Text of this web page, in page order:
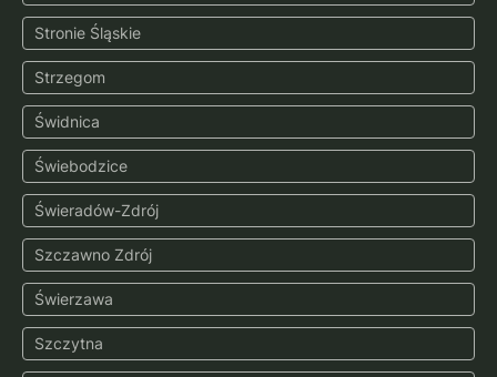
Stronie Śląskie
Strzegom
Świdnica
Świebodzice
Świeradów-Zdrój
Szczawno Zdrój
Świerzawa
Szczytna